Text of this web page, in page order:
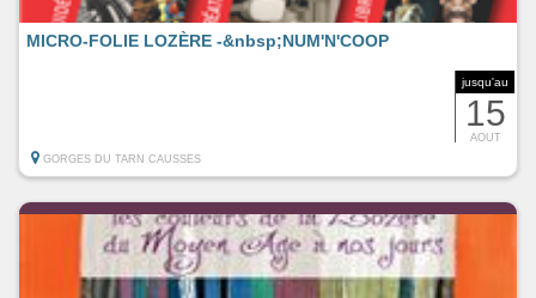
jusqu'au
15
AOUT
MICRO-FOLIE LOZÈRE -&nbsp;NUM'N'COOP
GORGES DU TARN CAUSSES